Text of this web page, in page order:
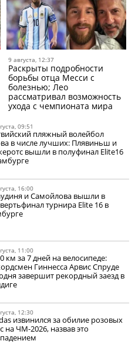
9 августа, 12:37
Раскрыты подробности
борьбы отца Месси с
болезнью; Лео
рассматривал возможность
ухода с чемпионата мира
09:51
пляжный волейбол
в числе лучших: Плявиньш и
вышли в полуфинал Elite16
16:00
и Самойлова вышли в
турнира Elite 16 в
11:00
км за 7 дней на велосипеде:
Гиннесса Арвис Спруде
завершит рекордный заезд в
12:30
извинился за обилие розовых
на ЧМ-2026, назвав это